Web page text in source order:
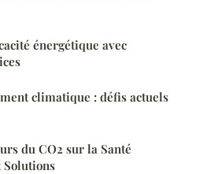
énergétique avec
climatique : défis actuels
du CO2 sur la Santé
Solutions